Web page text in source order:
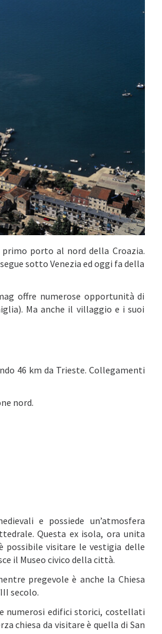
porto al nord della Croazia.
sotto Venezia ed oggi fa della
offre numerose opportunità di
Ma anche il villaggio e i suoi
46 km da Trieste. Collegamenti
nord.
e possiede un’atmosfera
Questa ex isola, ora unita
possibile visitare le vestigia delle
il Museo civico della città.
pregevole è anche la Chiesa
secolo.
numerosi edifici storici, costellati
chiesa da visitare è quella di San